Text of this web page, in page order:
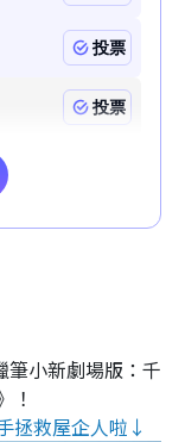
筆小新劇場版：千
！
拯救屋企人啦↓